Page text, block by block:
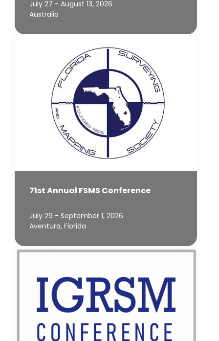
July 27 - August 13, 2026
Australia
71st Annual FSMS Conference
July 29 - September 1, 2026
Aventura, Florida